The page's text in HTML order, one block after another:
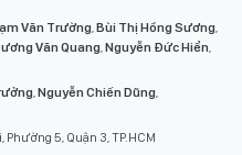
Văn Trường,Bùi Thị Hồng Sương,
Văn Quang,Nguyễn Đức Hiển,
,Nguyễn Chiến Dũng,
5, Quận 3, TP.HCM